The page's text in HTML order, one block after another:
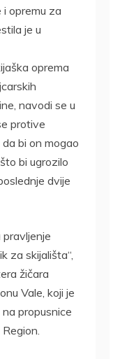
opremu za
je u
oprema
navodi se u
protive
bi on mogao
bi ugrozilo
dvije
za skijališta“,
žičara
Vale, koji je
propusnice